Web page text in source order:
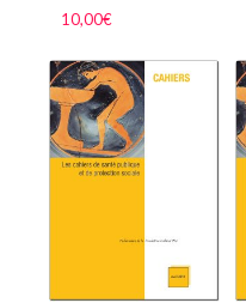
10,00€